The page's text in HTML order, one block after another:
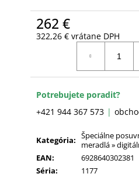
262 €
322,26 € vrátane DPH
Potrebujete poradiť?
+421 944 367 573
Kategória: Špeciálne
meradlá »
EAN:
6928640302381
Séria:
1177